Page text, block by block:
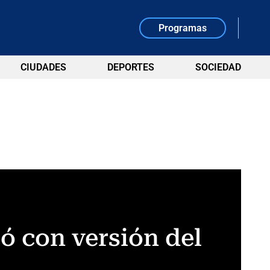
Programas
CIUDADES DEPORTES SOCIEDAD
con versión del